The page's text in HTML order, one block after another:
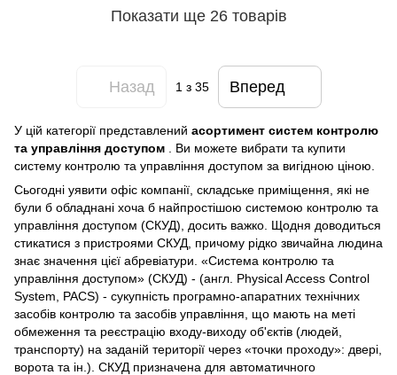
Показати ще 26 товарів
Назад 1 з 35 Вперед
У цій категорії представлений асортимент систем контролю
та управління доступом . Ви можете вибрати та купити
систему контролю та управління доступом за вигідною ціною.
Сьогодні уявити офіс компанії, складське приміщення, які не
були б обладнані хоча б найпростішою системою контролю та
управління доступом (СКУД), досить важко. Щодня доводиться
стикатися з пристроями СКУД, причому рідко звичайна людина
знає значення цієї абревіатури. «Система контролю та
управління доступом» (СКУД) - (англ. Physical Access Control
System, PACS) - сукупність програмно-апаратних технічних
засобів контролю та засобів управління, що мають на меті
обмеження та реєстрацію входу-виходу об'єктів (людей,
транспорту) на заданій території через «точки проходу»: двері,
ворота та ін.). СКУД призначена для автоматичного